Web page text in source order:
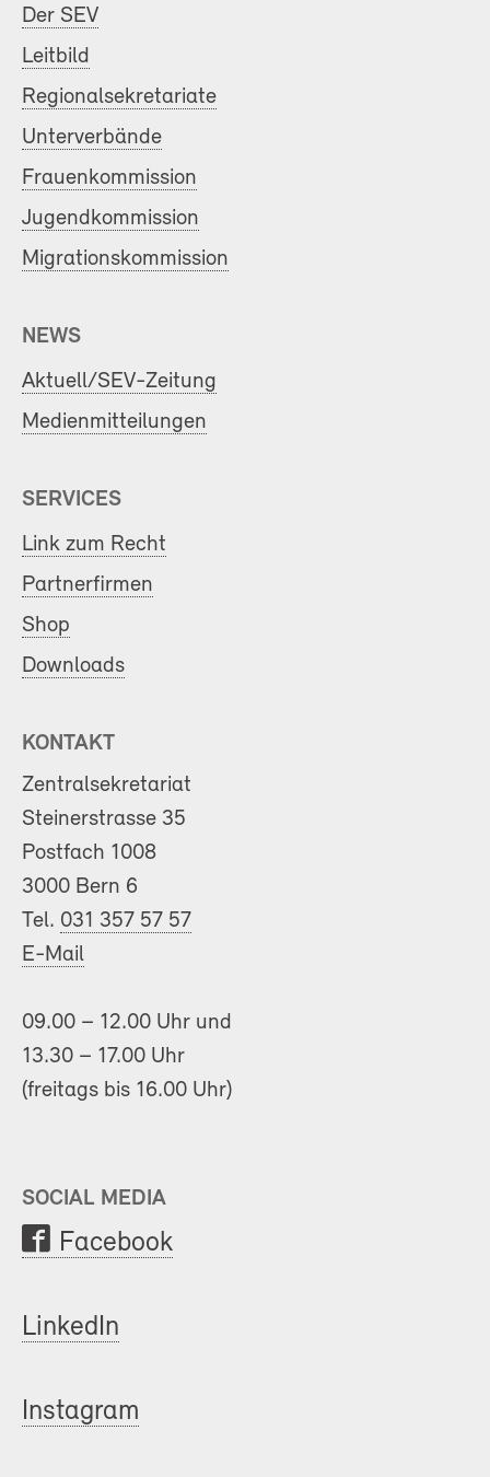
Der SEV
Leitbild
Regionalsekretariate
Unterverbände
Frauenkommission
Jugendkommission
Migrationskommission
NEWS
Aktuell/SEV-Zeitung
Medienmitteilungen
SERVICES
Link zum Recht
Partnerfirmen
Shop
Downloads
KONTAKT
Zentralsekretariat
Steinerstrasse 35
Postfach 1008
3000 Bern 6
Tel. 031 357 57 57
E-Mail
09.00 – 12.00 Uhr und
13.30 – 17.00 Uhr
(freitags bis 16.00 Uhr)
SOCIAL MEDIA
Facebook
LinkedIn
Instagram